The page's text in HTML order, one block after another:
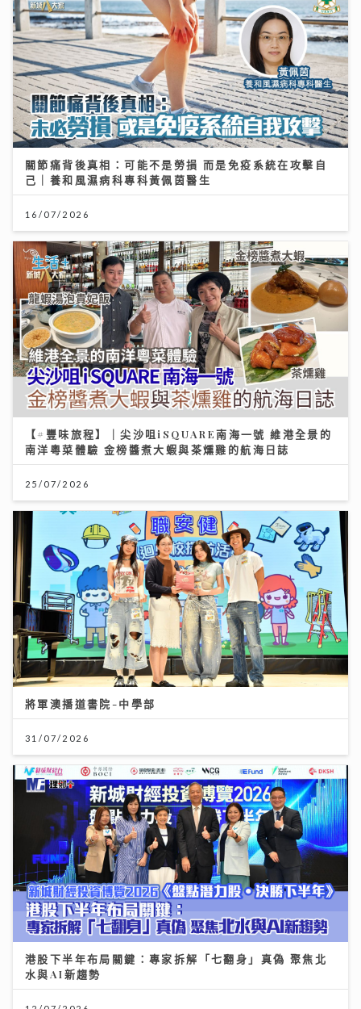
關節痛背後真相：可能不是勞損 而是免疫系統在攻擊自
己｜養和風濕病科專科黃佩茵醫生
16/07/2026
【#豐味旅程】｜尖沙咀iSQUARE南海一號 維港全景的
南洋粵菜體驗 金榜醬煮大蝦與茶燻雞的航海日誌
25/07/2026
將軍澳播道書院-中學部
31/07/2026
港股下半年布局關鍵：專家拆解「七翻身」真偽 聚焦北
水與AI新趨勢